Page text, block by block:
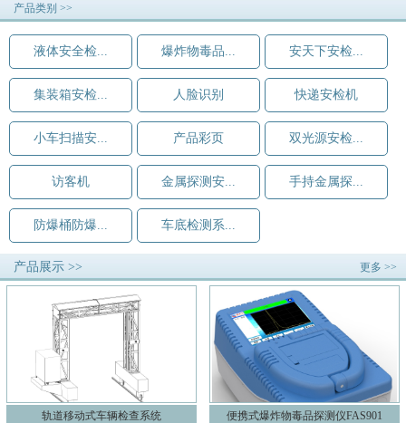
产品类别 >>
液体安全检... 爆炸物毒品... 安天下安检...
集装箱安检... 人脸识别 快递安检机
小车扫描安... 产品彩页 双光源安检...
访客机 金属探测安... 手持金属探...
防爆桶防爆... 车底检测系...
产品展示 >> 更多 >>
轨道移动式车辆检查系统 便携式爆炸物毒品探测仪FAS901